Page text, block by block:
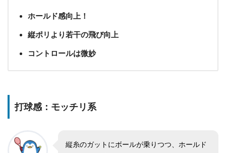
ホールド感向上！
縦ポリより若干の飛び向上
コントロールは微妙
打球感：モッチリ系
縦糸のガットにボールが乗りつつ、ホールド